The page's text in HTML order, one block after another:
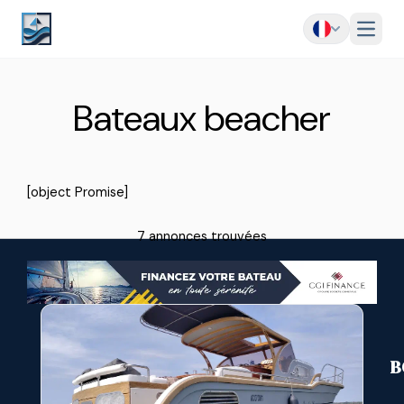
Menu
Bateaux beacher
[object Promise]
7 annonces trouvées